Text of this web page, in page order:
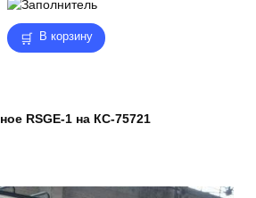
В корзину
RSGE-1 на КС-75721